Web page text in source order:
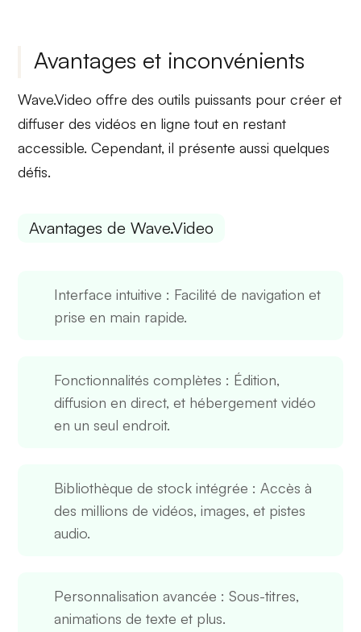
Avantages et inconvénients
Wave.Video offre des outils puissants pourcréer et
diffuser des vidéos en ligne tout en restant
accessible. Cependant, il présente aussi quelques
défis.
Avantages de Wave.Video
Interface intuitive : Facilité de navigation et
prise en main rapide.
Fonctionnalités complètes : Édition,
diffusion en direct, et hébergement vidéo
en un seul endroit.
Bibliothèque de stock intégrée : Accès à
des millions de vidéos, images, et pistes
audio.
Personnalisation avancée : Sous-titres,
animations de texte et plus.